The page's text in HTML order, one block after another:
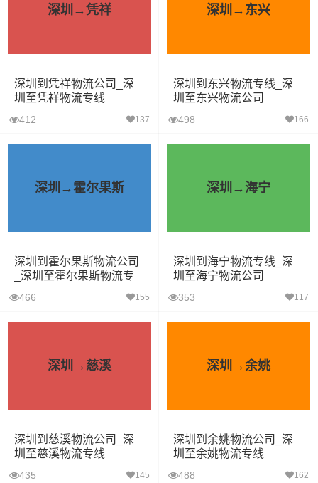
深圳→凭祥
深圳到凭祥物流公司_深
圳至凭祥物流专线
412 137
深圳→东兴
深圳到东兴物流专线_深
圳至东兴物流公司
498 166
深圳→霍尔果斯
深圳到霍尔果斯物流公司
_深圳至霍尔果斯物流专
466 155
深圳→海宁
深圳到海宁物流专线_深
圳至海宁物流公司
353 117
深圳→慈溪
深圳到慈溪物流公司_深
圳至慈溪物流专线
435 145
深圳→余姚
深圳到余姚物流公司_深
圳至余姚物流专线
488 162